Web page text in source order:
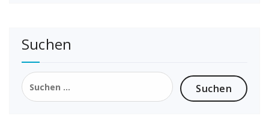
Suchen
Suchen
nach: